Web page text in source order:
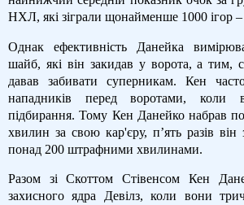
НХЛ, які зіграли щонайменше 1000 ігор
Однак ефективність Данейка
шайб, які він закидав у ворота, а тим,
давав забивати суперникам. Кен
нападників перед воротами,
підбирання. Тому Кен Данейко набрав
хвилин за свою кар'єру, п’ять разів він
понад 200 штрафними хвилинами.
Разом зі Скоттом Стівенсом Кен
захисного ядра Девілз, коли вони